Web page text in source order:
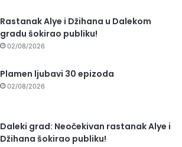
Rastanak Alye i Džihana u Dalekom
gradu šokirao publiku!
02/08/2026
Plamen ljubavi 30 epizoda
02/08/2026
Daleki grad: Neočekivan rastanak Alye i
Džihana šokirao publiku!